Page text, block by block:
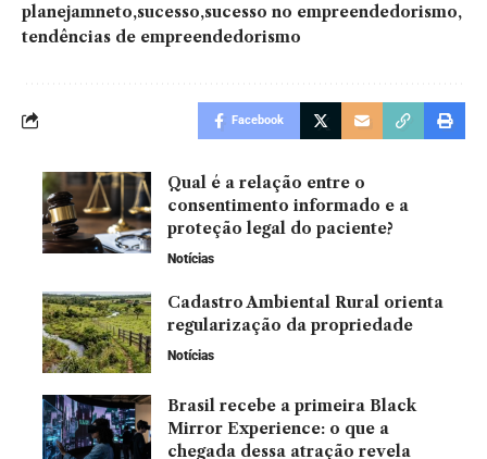
planejamneto sucesso sucesso no empreendedorismo
tendências de empreendedorismo
Facebook
Qual é a relação entre o
consentimento informado e a
proteção legal do paciente?
Notícias
Cadastro Ambiental Rural orienta
regularização da propriedade
Notícias
Brasil recebe a primeira Black
Mirror Experience: o que a
chegada dessa atração revela